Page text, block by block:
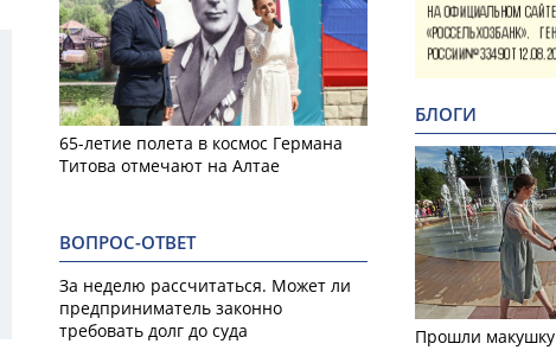
65-летие полета в космос Германа
Титова отмечают на Алтае
ВОПРОС-ОТВЕТ
За неделю рассчитаться. Может ли
предприниматель законно
требовать долг до суда
БЛОГИ
Прошли макушку